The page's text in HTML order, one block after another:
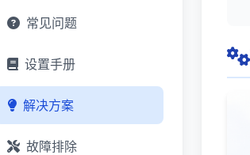
常见问题
设置手册
解决方案
故障排除